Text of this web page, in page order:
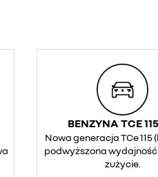
BENZYNA TCE
Nowa generacja TCe 115
podwyższona wydajność
zużycie.